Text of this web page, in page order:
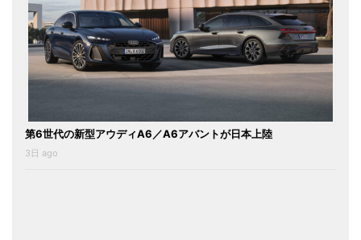
第6世代の新型アウディA6／A6アバントが日本上陸
3日 ago